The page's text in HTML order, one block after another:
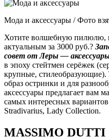
Мода и аксессуары / Фото
Хотите волшебную пилюлю,
актуальным за 3000 руб.?
совет от Леры — аксессуары
в эпоху стейтмен серёжек
крупные, стилеобразующие).
образ остринки и для
аксессуары предлагает вам
самых интересных
Stradivarius, Lady Collection.
MASSIMO DUTTI